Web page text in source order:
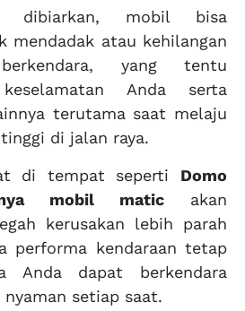
dibiarkan, mobil bisa
mendadak atau kehilangan
yang tentu
keselamatan Anda serta
terutama saat melaju
di jalan raya.
di tempat seperti Domo
mobil matic akan
kerusakan lebih parah
performa kendaraan tetap
Anda dapat berkendara
setiap saat.